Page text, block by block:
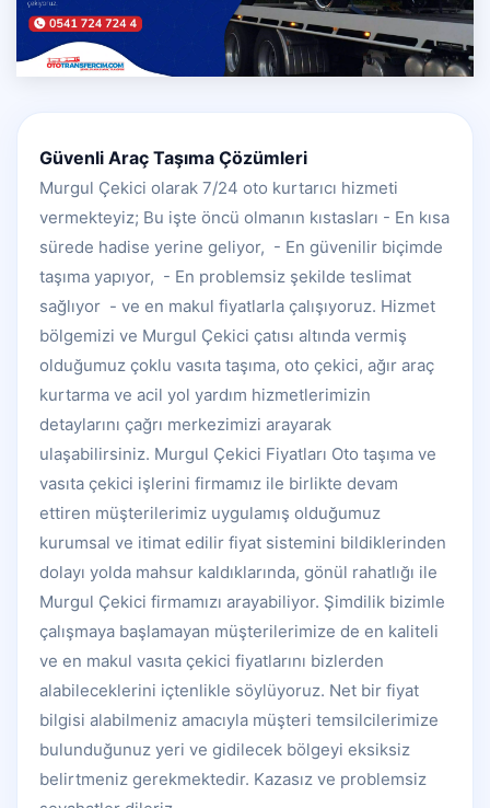
Güvenli Araç Taşıma Çözümleri
Murgul Çekici olarak 7/24 oto kurtarıcı hizmeti
vermekteyiz; Bu işte öncü olmanın kıstasları - En kısa
sürede hadise yerine geliyor, - En güvenilir biçimde
taşıma yapıyor, - En problemsiz şekilde teslimat
sağlıyor - ve en makul fiyatlarla çalışıyoruz. Hizmet
bölgemizi ve Murgul Çekici çatısı altında vermiş
olduğumuz çoklu vasıta taşıma, oto çekici, ağır araç
kurtarma ve acil yol yardım hizmetlerimizin
detaylarını çağrı merkezimizi arayarak
ulaşabilirsiniz. Murgul Çekici Fiyatları Oto taşıma ve
vasıta çekici işlerini firmamız ile birlikte devam
ettiren müşterilerimiz uygulamış olduğumuz
kurumsal ve itimat edilir fiyat sistemini bildiklerinden
dolayı yolda mahsur kaldıklarında, gönül rahatlığı ile
Murgul Çekici firmamızı arayabiliyor. Şimdilik bizimle
çalışmaya başlamayan müşterilerimize de en kaliteli
ve en makul vasıta çekici fiyatlarını bizlerden
alabileceklerini içtenlikle söylüyoruz. Net bir fiyat
bilgisi alabilmeniz amacıyla müşteri temsilcilerimize
bulunduğunuz yeri ve gidilecek bölgeyi eksiksiz
belirtmeniz gerekmektedir. Kazasız ve problemsiz